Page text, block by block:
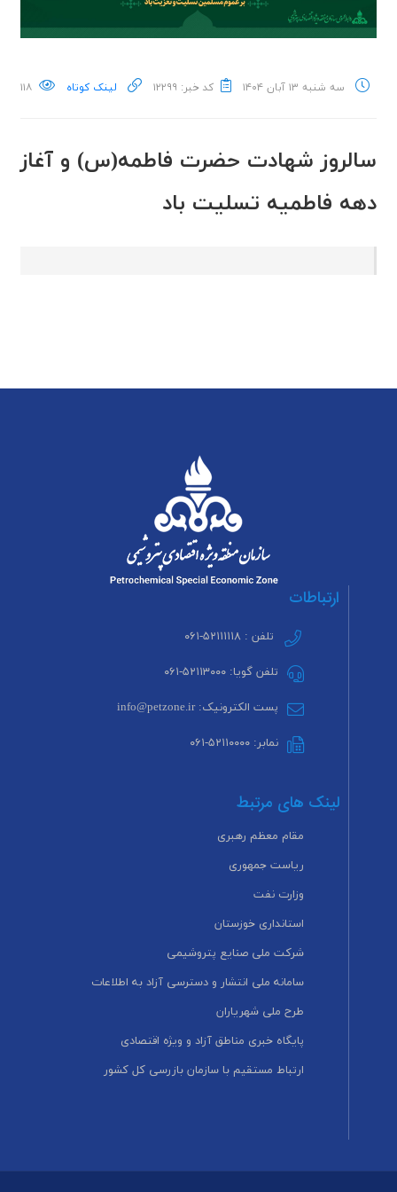
سه شنبه ۱۳ آبان ۱۴۰۴ کد خبر: ۱۲۲۹۹ لینک کوتاه ۱۱۸
سالروز شهادت حضرت فاطمه(س) و آغاز
دهه فاطمیه تسلیت باد
ارتباطات
تلفن : ۵۲۱۱۱۱۱۸-۰۶۱
تلفن گویا: ۵۲۱۱۳۰۰۰-۰۶۱
پست الکترونیک: info@petzone.ir
نمابر: ۵۲۱۱۰۰۰۰-۰۶۱
لینک های مرتبط
مقام معظم رهبری
ریاست جمهوری
وزارت نفت
استانداری خوزستان
شرکت ملی صنایع پتروشیمی
سامانه ملی انتشار و دسترسی آزاد به اطلاعات
طرح ملی شهریاران
پایگاه خبری مناطق آزاد و ویژه اقتصادی
ارتباط مستقیم با سازمان بازرسی کل کشور